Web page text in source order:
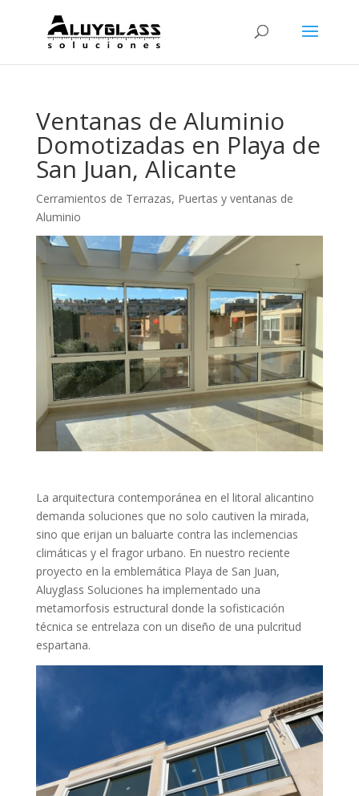
Ventanas de Aluminio
Domotizadas en Playa de
San Juan, Alicante
Cerramientos de Terrazas, Puertas y ventanas de
Aluminio
La arquitectura contemporánea en el litoral alicantino
demanda soluciones que no solo cautiven la mirada,
sino que erijan un baluarte contra las inclemencias
climáticas y el fragor urbano. En nuestro reciente
proyecto en la emblemática Playa de San Juan,
Aluyglass Soluciones ha implementado una
metamorfosis estructural donde la sofisticación
técnica se entrelaza con un diseño de una pulcritud
espartana.